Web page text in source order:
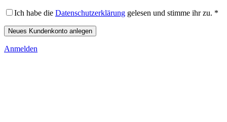
Ich habe die Datenschutzerklärung gelesen und stimme ihr zu. *
Neues Kundenkonto anlegen
Anmelden